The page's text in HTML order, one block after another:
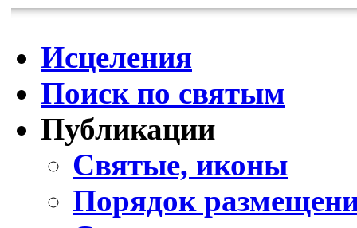
Исцеления
Поиск по святым
Публикации
Святые, иконы
Порядок